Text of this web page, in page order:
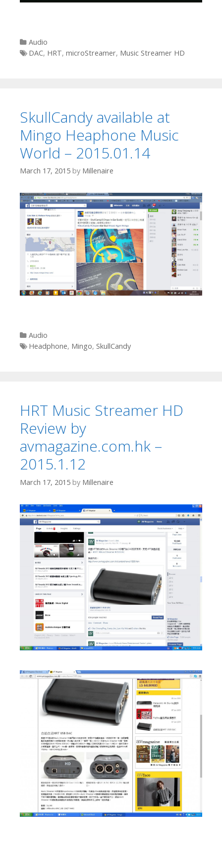
Categories
Audio
Tags
DAC, HRT, microStreamer, Music Streamer HD
SkullCandy available at
Mingo Heaphone Music
World – 2015.01.14
March 17, 2015 by Millenaire
Categories
Audio
Tags
Headphone, Mingo, SkullCandy
HRT Music Streamer HD
Review by
avmagazine.com.hk –
2015.1.12
March 17, 2015 by Millenaire